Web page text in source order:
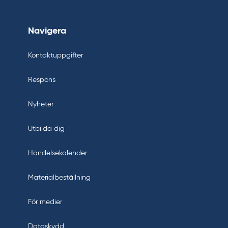
Navigera
Kontaktuppgifter
Respons
Nyheter
Utbilda dig
Händelsekalender
Materialbeställning
För medier
Dataskydd